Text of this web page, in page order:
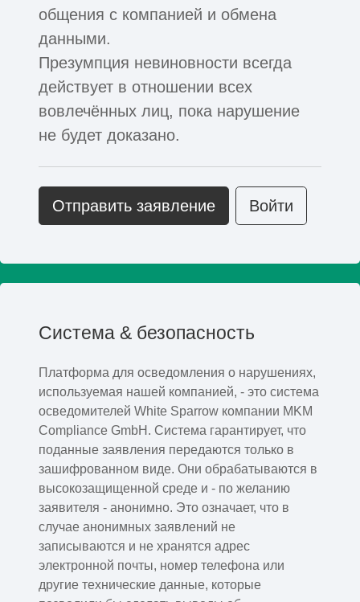
общения с компанией и обмена
данными.
Презумпция невиновности всегда
действует в отношении всех
вовлечённых лиц, пока нарушение
не будет доказано.
Отправить заявление Войти
Система & безопасность
Платформа для осведомления о нарушениях,
используемая нашей компанией, - это система
осведомителей White Sparrow компании MKM
Compliance GmbH. Система гарантирует, что
поданные заявления передаются только в
зашифрованном виде. Они обрабатываются в
высокозащищенной среде и - по желанию
заявителя - анонимно. Это означает, что в
случае анонимных заявлений не
записываются и не хранятся адрес
электронной почты, номер телефона или
другие технические данные, которые